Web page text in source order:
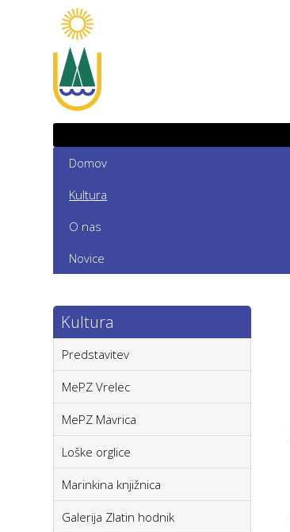
Domov
Kultura
O nas
Novice
Kultura
Predstavitev
MePZ Vrelec
MePZ Mavrica
Loške orglice
Marinkina knjižnica
Galerija Zlatin hodnik